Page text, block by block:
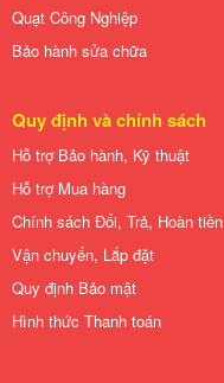
Quạt Công Nghiệp
Bảo hành sửa chữa
Quy định và chính sách
Hỗ trợ Bảo hành, Kỹ thuật
Hỗ trợ Mua hàng
Chính sách Đổi, Trả, Hoàn tiền
Vận chuyển, Lắp đặt
Quy định Bảo mật
Hình thức Thanh toán